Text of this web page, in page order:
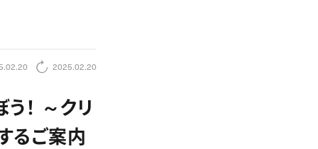
2025.02.20
！ ～クリ
るご案内